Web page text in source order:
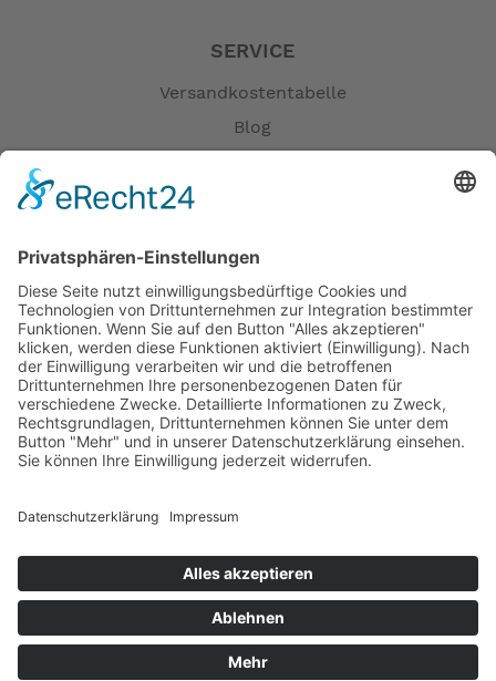
SERVICE
Versandkostentabelle
Blog
Öffnungszeiten
Versandpartner
Verfügbarkeiten
Zahlung und Versand
Datenschutz
Fernabsatz
Widerrufsrecht MS
Kontakt
Garantiefall
Batterieverordnung
Ergänzende Allgemeine Geschäftsbedingungen zum